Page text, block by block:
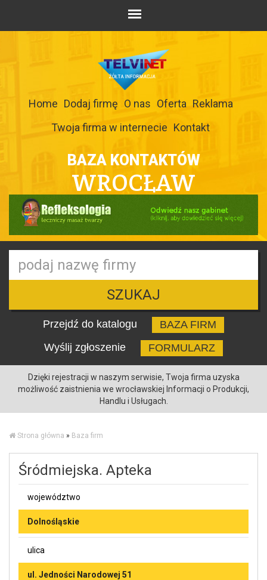
Home Dodaj firmę O nas Oferta Reklama
Twoja firma w internecie Kontakt
BAZA KONTAKTÓW
WROCŁAW
SZUKAJ
Przejdź do katalogu
BAZA FIRM
Wyślij zgłoszenie
FORMULARZ
Dzięki rejestracji w naszym serwisie, Twoja firma uzyska
możliwość zaistnienia we wrocławskiej Informacji o Produkcji,
Handlu i Usługach.
Strona główna » Baza firm
Śródmiejska. Apteka
województwo
Dolnośląskie
ulica
ul. Jedności Narodowej 51